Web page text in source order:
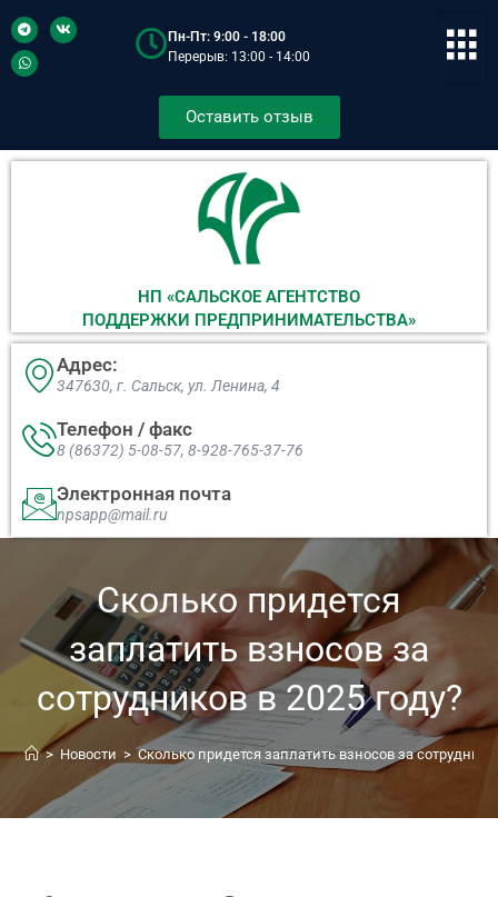
Пн-Пт: 9:00 - 18:00
Перерыв: 13:00 - 14:00
Оставить отзыв
НП «САЛЬСКОЕ АГЕНТСТВО
ПОДДЕРЖКИ ПРЕДПРИНИМАТЕЛЬСТВА»
Адрес:
347630, г. Сальск, ул. Ленина, 4​
Телефон / факс
8 (86372) 5-08-57, 8-928-765-37-76
Электронная почта
npsapp@mail.ru
Сколько придется
заплатить взносов за
сотрудников в 2025 году?
> Новости > Сколько придется заплатить взносов за